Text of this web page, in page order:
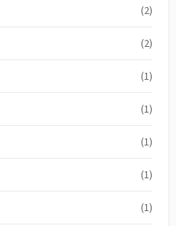
(2)
(2)
(1)
(1)
(1)
(1)
(1)